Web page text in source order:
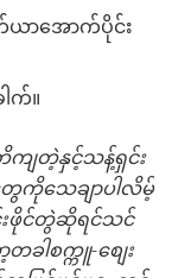
ာအောက်ပိုင်း
က်။
ကျတဲ့နှင့်သန့်ရှင်း
ေကိုသေချာပါလိမ့်
းဖိုင်တွဲဆိုရင်သင်
ခါစက္ကူ-စျေး